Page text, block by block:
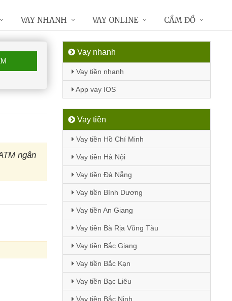
ngân
Vay nhanh
Vay tiền nhanh
App vay IOS
Vay tiền
Vay tiền Hồ Chí Minh
Vay tiền Hà Nội
Vay tiền Đà Nẵng
Vay tiền Bình Dương
Vay tiền An Giang
Vay tiền Bà Rịa Vũng Tàu
Vay tiền Bắc Giang
Vay tiền Bắc Kạn
Vay tiền Bạc Liêu
Vay tiền Bắc Ninh
VAY NHANH VAY ONLINE CẦM ĐỒ